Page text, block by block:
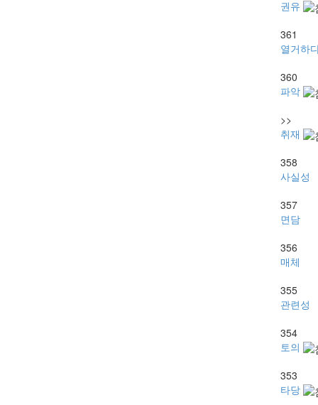
권유
361
열거하
360
파악
>>
취재
358
사실성
357
면담
356
매체
355
관련성
354
토의
353
타당